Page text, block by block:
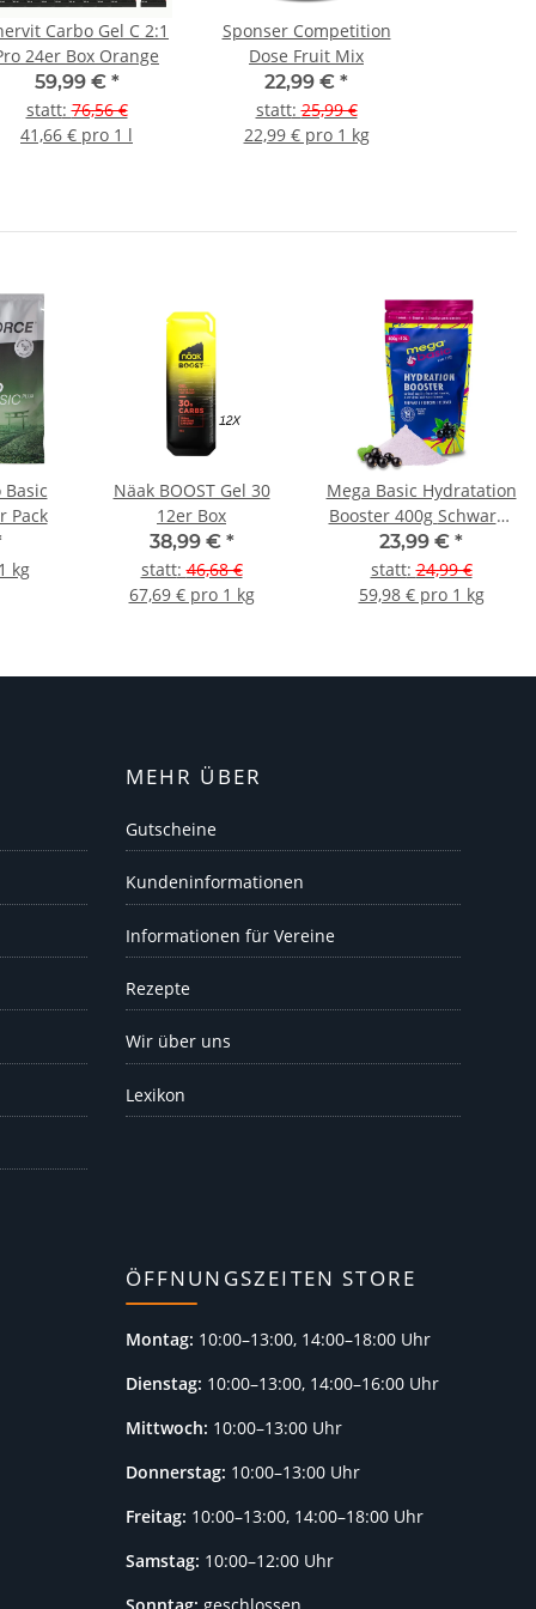
Carbo Gel C 2:1
24er Box Orange
59,99 € *
statt:76,56 €
41,66 € pro 1 l
Sponser Competition
Dose Fruit Mix
22,99 € *
statt:25,99 €
22,99 € pro 1 kg
Pack
kg
Näak BOOST Gel 30
12er Box
38,99 € *
statt:46,68 €
67,69 € pro 1 kg
Mega Basic Hydratation
Booster 400g Schwarze
Johannisbeere
23,99 € *
statt:24,99 €
59,98 € pro 1 kg
MEHR ÜBER
Gutscheine
Kundeninformationen
Informationen für Vereine
Rezepte
Wir über uns
Lexikon
ÖFFNUNGSZEITEN STORE
Montag: 10:00–13:00, 14:00–18:00 Uhr
Dienstag: 10:00–13:00, 14:00–16:00 Uhr
Mittwoch: 10:00–13:00 Uhr
Donnerstag: 10:00–13:00 Uhr
Freitag: 10:00–13:00, 14:00–18:00 Uhr
Samstag: 10:00–12:00 Uhr